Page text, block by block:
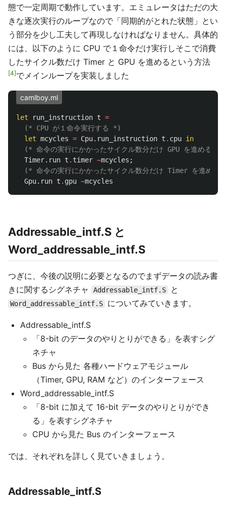
態で一定周期で動作しています。エミュレータはただの大
きな逐次実行のループなので「同期的がとれた状態」とい
う部分を少し工夫して再現しなければなりません。具体的
には、以下のように CPU で１命令だけ実行しそこで消費
したサイクル数だけ Timer と GPU を進めるという方法
4 でメインループを実装しました
camlboy.ml
let run_instruction t =
(* CPU が１命令実行する *)
let mcycles = Cpu. run_instruction t . cpu in
(* 命令の実行にかかったサイクル数分だけ GPU を進める *)
Timer. run t . timer ~mcycles ;
(* 命令の実行にかかったサイクル数分だけ Timer を進める
Gpu. run t . gpu ~mcycles
Addressable_intf.S と
Word_addressable_intf.S
つぎに、今後の説明に必要となるのでまずデータの読み書
きに関するシグネチャ
Addressable_intf.S と
Word_addressable_intf.S についてみていきます。
Addressable_intf.S
「8-bit のデータのやりとりができる」を表すシグ
ネチャ
Bus から見た 各種ハードウェアモジュール
（Timer, GPU, RAM など）のインターフェース
Word_addressable_intf.S
「8-bit に加えて 16-bit データのやりとりができ
る」を表すシグネチャ
CPU から見た Bus のインターフェース
では、それぞれを詳しく見ていきましょう。
Addressable_intf.S